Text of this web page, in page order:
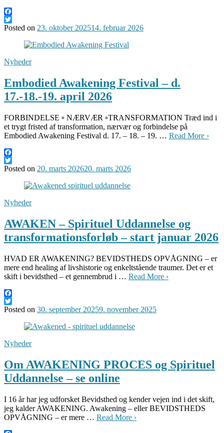
Facebook
Twitter
Posted on 23. oktober 202514. februar 2026
Nyheder
Embodied Awakening Festival – d.
17.-18.-19. april 2026
FORBINDELSE ▫️ NÆRVÆR ▫️TRANSFORMATION Træd ind i
et trygt fristed af transformation, nærvær og forbindelse på
Embodied Awakening Festival d. 17. – 18. – 19. … Read More ›
Facebook
Twitter
Posted on 20. marts 202620. marts 2026
Nyheder
AWAKEN – Spirituel Uddannelse og
transformationsforløb – start januar 2026
HVAD ER AWAKENING? BEVIDSTHEDS OPVÅGNING – er
mere end healing af livshistorie og enkeltstående traumer. Det er et
skift i bevidsthed – et gennembrud i … Read More ›
Facebook
Twitter
Posted on 30. september 20259. november 2025
Nyheder
Om AWAKENING PROCES og Spirituel
Uddannelse – se online
I 16 år har jeg udforsket Bevidsthed og kender vejen ind i det skift,
jeg kalder AWAKENING. Awakening – eller BEVIDSTHEDS
OPVÅGNING – er mere … Read More ›